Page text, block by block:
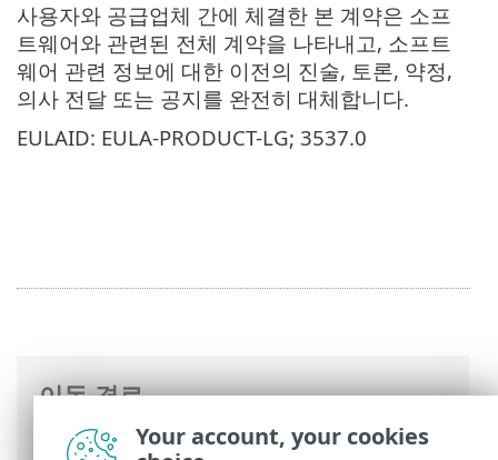
이동 경로
ESET 온라인 도움말>ESET Mail Security>
사용자와 공급업체 간에 체결한 본 계약은 소프
트웨어와 관련된 전체 계약을 나타내고, 소프트
웨어 관련 정보에 대한 이전의 진술, 토론, 약정,
의사 전달 또는 공지를 완전히 대체합니다.
EULAID: EULA-PRODUCT-LG; 3537.0
Your account, your cookies